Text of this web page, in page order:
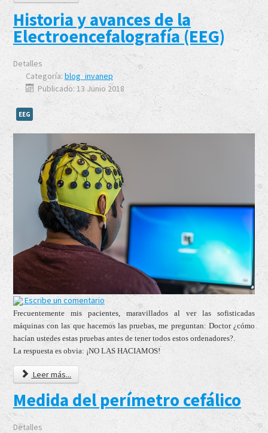
Historia y avances de la
Electroencefalografía (EEG)
Detalles
Categoría: blog_invanep
Publicado: 13 Junio 2018
EEG
Escribe un comentario
Frecuentemente mis pacientes, maravillados al ver las sofisticadas
máquinas con las que hacemos las pruebas, me preguntan: Doctor ¿cómo
hacían ustedes estas pruebas antes de tener todos estos ordenadores?.
La respuesta es obvia: ¡NO LAS HACIAMOS!
Leer más...
Medida del perímetro cefálico
Detalles